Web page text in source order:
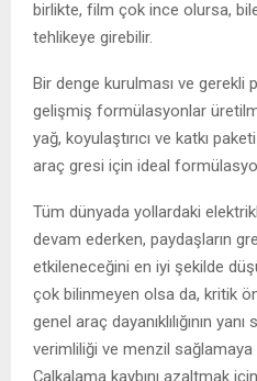
birlikte, film çok ince olursa,
tehlikeye girebilir.
Bir denge kurulması ve gerekli
gelişmiş formülasyonlar
yağ, koyulaştırıcı ve katkı
araç gresi için ideal
Tüm dünyada yollardaki
devam ederken, paydaşların
etkileneceğini en iyi şekilde
çok bilinmeyen olsa da, kritik
genel araç dayanıklılığının
verimliliği ve menzil sağlamaya
Çalkalama kaybını azaltmak